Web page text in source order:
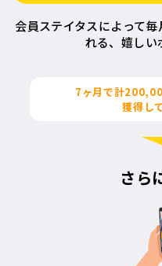
会員ステイタスによって
れる、 嬉しい
7ヶ月で計
獲得し
さら